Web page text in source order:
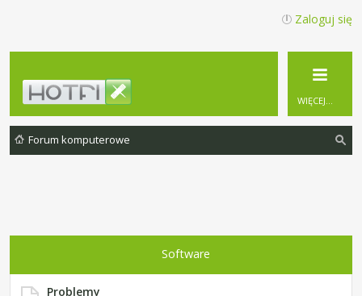
Zaloguj się
WIĘCEJ…
Forum komputerowe
Software
Problemy